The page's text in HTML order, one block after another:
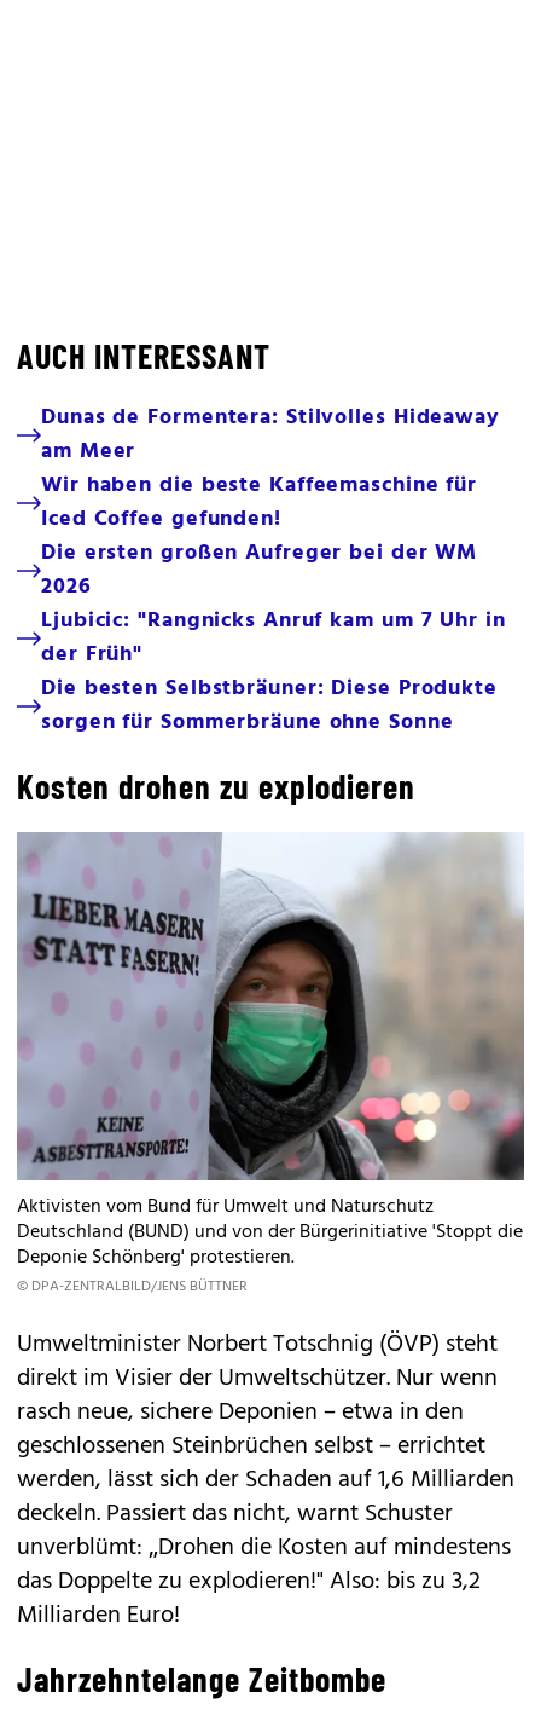
AUCH INTERESSANT
Dunas de Formentera: Stilvolles Hideaway
am Meer
Wir haben die beste Kaffeemaschine für
Iced Coffee gefunden!
Die ersten großen Aufreger bei der WM
2026
Ljubicic: "Rangnicks Anruf kam um 7 Uhr in
der Früh"
Die besten Selbstbräuner: Diese Produkte
sorgen für Sommerbräune ohne Sonne
Kosten drohen zu explodieren
Aktivisten vom Bund für Umwelt und Naturschutz
Deutschland (BUND) und von der Bürgerinitiative 'Stoppt die
Deponie Schönberg' protestieren.
© DPA-ZENTRALBILD/JENS BÜTTNER
Umweltminister Norbert Totschnig (ÖVP) steht
direkt im Visier der Umweltschützer. Nur wenn
rasch neue, sichere Deponien – etwa in den
geschlossenen Steinbrüchen selbst – errichtet
werden, lässt sich der Schaden auf 1,6 Milliarden
deckeln. Passiert das nicht, warnt Schuster
unverblümt: „Drohen die Kosten auf mindestens
das Doppelte zu explodieren!" Also: bis zu 3,2
Milliarden Euro!
Jahrzehntelange Zeitbombe